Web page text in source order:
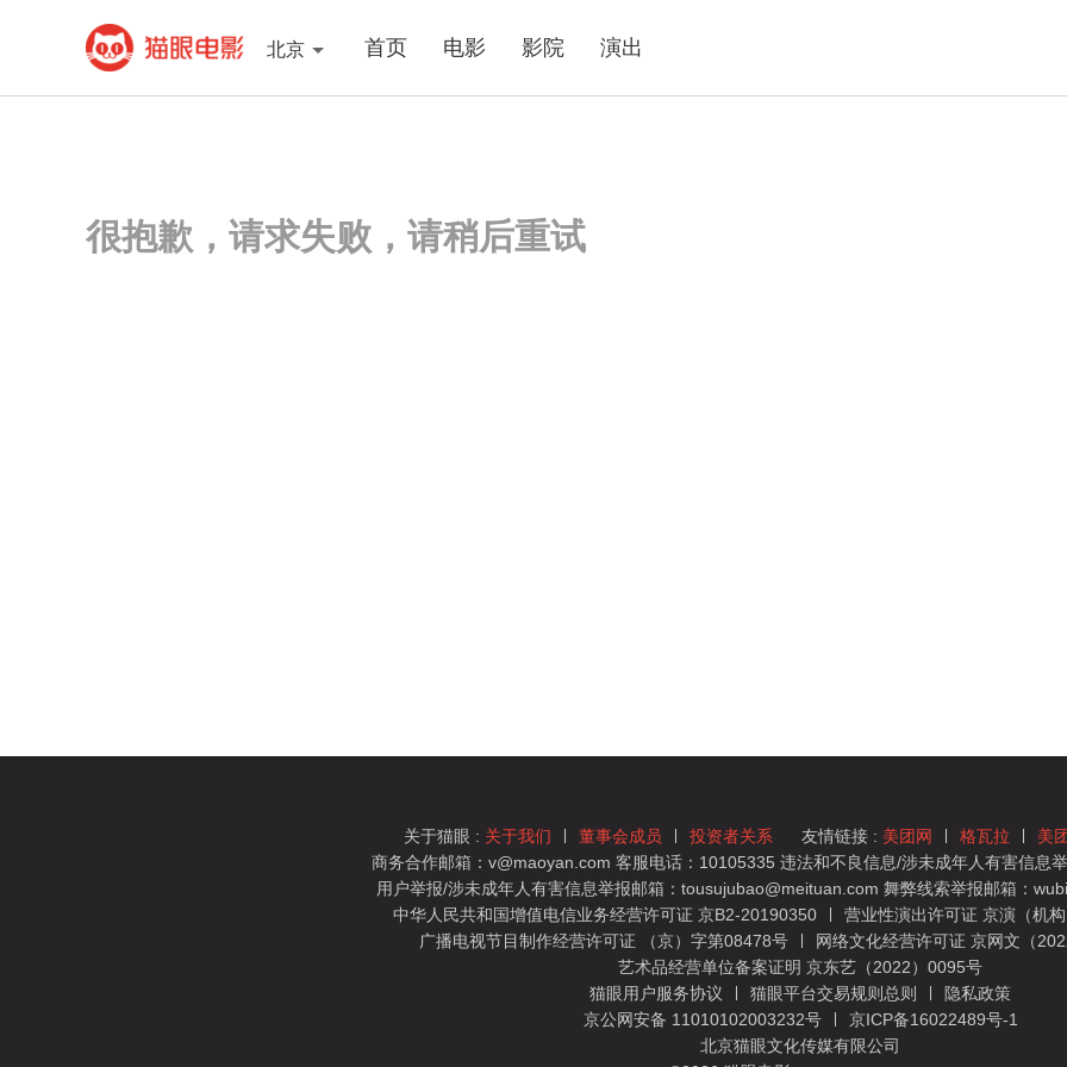
北京 首页 电影 影院 演出
很抱歉，请求失败，请稍后重试
关于猫眼 : 关于我们 董事会成员 投资者关系 友情链接 : 美团网 格瓦拉 美
商务合作邮箱：v@maoyan.com 客服电话：10105335 违法和不良信息/涉未成年人有害信息
用户举报/涉未成年人有害信息举报邮箱：tousujubao@meituan.com 舞弊线索举报邮箱：
中华人民共和国增值电信业务经营许可证 京B2-20190350
营业性演出许可证 京演（机
广播电视节目制作经营许可证 （京）字第08478号
网络文化经营许可证 京网文（
艺术品经营单位备案证明 京东艺（2022）0095号
猫眼用户服务协议
猫眼平台交易规则总则
隐私政策
京公网安备 11010102003232号
京ICP备16022489号-1
北京猫眼文化传媒有限公司